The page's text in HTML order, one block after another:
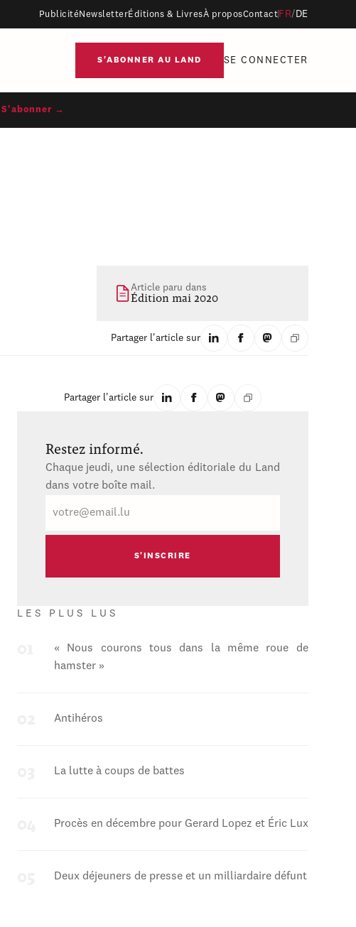
Publicité NewsletterÉditions & LivresÀ proposContact FR/ DE
S'ABONNER AU LAND SE CONNECTER
S'abonner →
Article paru dans
Édition mai 2020
Partager l'article sur
Partager l'article sur
Restez informé.
Chaque jeudi, une sélection éditoriale du Land
dans votre boîte mail.
mail
LES PLUS LUS
« Nous courons tous dans la même roue de
hamster »
Antihéros
La lutte à coups de battes
Procès en décembre pour Gerard Lopez et Éric Lux
Deux déjeuners de presse et un milliardaire défunt